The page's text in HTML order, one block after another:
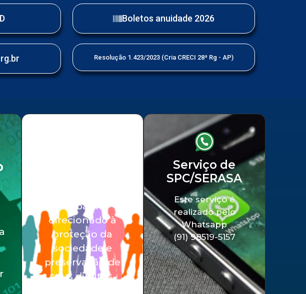
Boletos anuidade 2026
Resolução 1.423/2023 (Cria CRECI 28ª Rg - AP)
Trabalho
direcionado à
proteção da
sociedade e
preservação de
seus direitos.
Serviço de
SPC/SERASA
Este serviço é
realizado pelo
Whatsapp
(91) 98519-5157